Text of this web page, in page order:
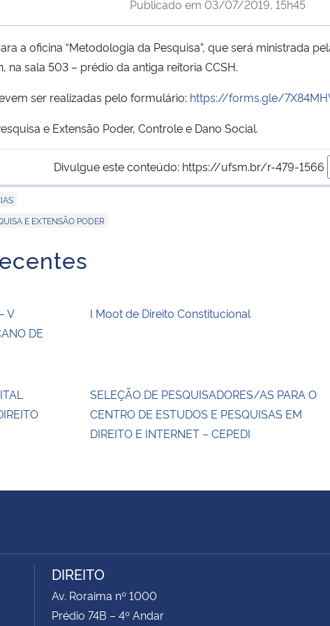
Publicado em 03/07/2019, 15h45
a oficina “Metodologia da Pesquisa”, que será ministrada
na sala 503 – prédio da antiga reitoria CCSH.
ser realizadas pelo formulário: https://forms.gle/
e Extensão Poder, Controle e Dano Social.
Divulgue este conteúdo: https://ufsm.br/r-479-1566
E EXTENSÃO PODER
V
DE
I Moot de Direito Constitucional
SELEÇÃO DE PESQUISADORES/AS PARA O
CENTRO DE ESTUDOS E PESQUISAS EM
DIREITO E INTERNET – CEPEDI
DIREITO
Av. Roraima nº 1000
Prédio 74B – 4º Andar